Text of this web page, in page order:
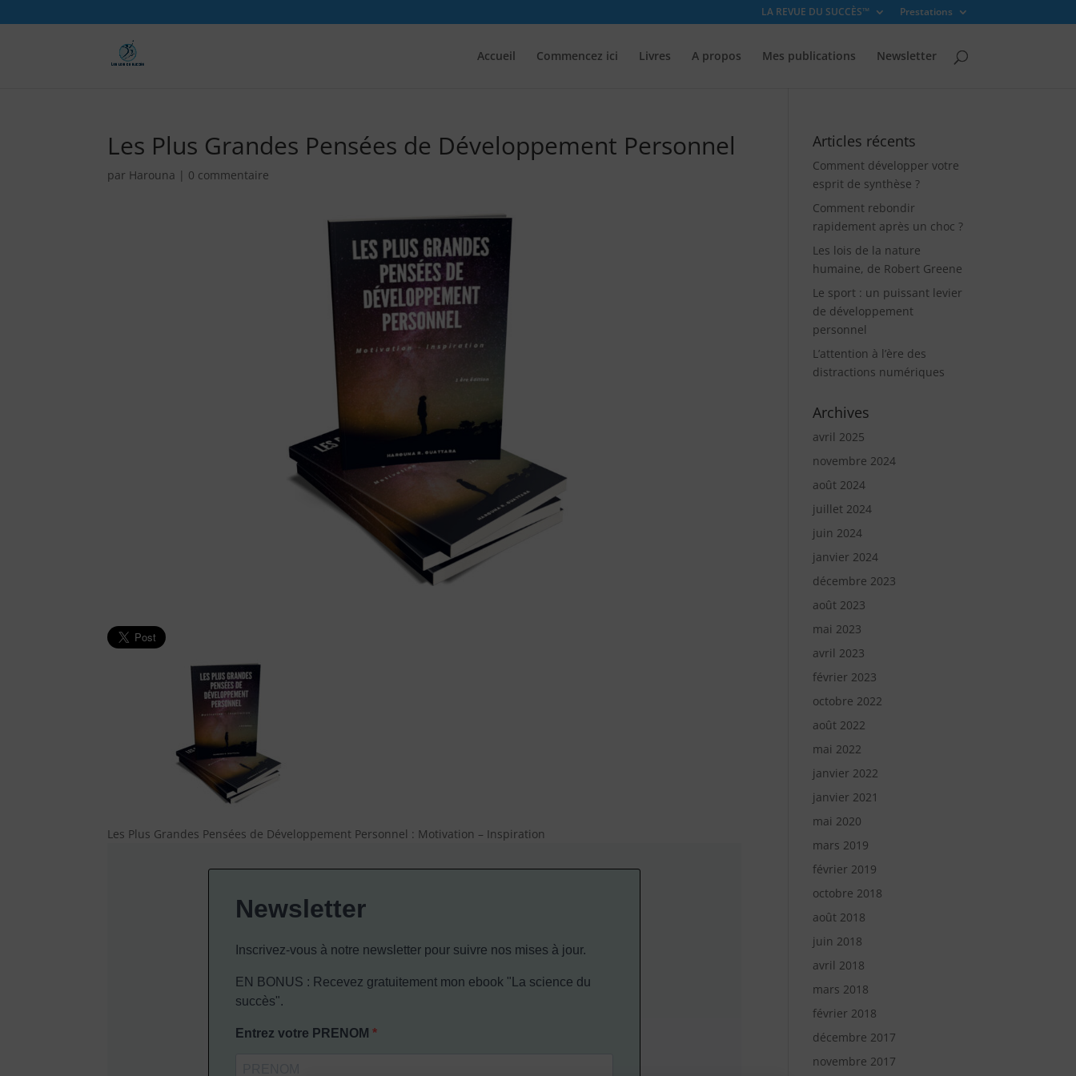
LA REVUE DU SUCCÈS™ Prestations
Accueil Commencez ici Livres A propos Mes publications Newsletter
Les Plus Grandes Pensées de Développement Personnel
par Harouna | 0 commentaire
Les Plus Grandes Pensées de Développement Personnel : Motivation – Inspiration
Newsletter
Inscrivez-vous à notre newsletter pour suivre nos mises à jour.
EN BONUS : Recevez gratuitement mon ebook "La science du
succès".
Entrez votre PRENOM
Articles récents
Comment développer votre
esprit de synthèse ?
Comment rebondir
rapidement après un choc ?
Les lois de la nature
humaine, de Robert Greene
Le sport : un puissant levier
de développement
personnel
L’attention à l’ère des
distractions numériques
Archives
avril 2025
novembre 2024
août 2024
juillet 2024
juin 2024
janvier 2024
décembre 2023
août 2023
mai 2023
avril 2023
février 2023
octobre 2022
août 2022
mai 2022
janvier 2022
janvier 2021
mai 2020
mars 2019
février 2019
octobre 2018
août 2018
juin 2018
avril 2018
mars 2018
février 2018
décembre 2017
novembre 2017